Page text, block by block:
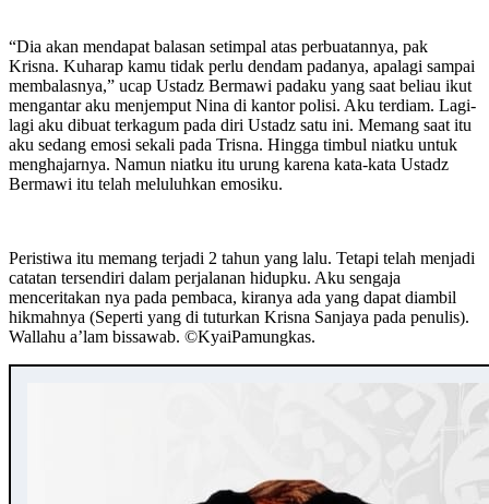
“Dia akan mendapat balasan setimpal atas perbuatannya, pak
Krisna. Kuharap kamu tidak perlu dendam padanya, apalagi sampai
membalasnya,” ucap Ustadz Bermawi padaku yang saat beliau ikut
mengantar aku menjemput Nina di kantor polisi. Aku terdiam. Lagi-
lagi aku dibuat terkagum pada diri Ustadz satu ini. Memang saat itu
aku sedang emosi sekali pada Trisna. Hingga timbul niatku untuk
menghajarnya. Namun niatku itu urung karena kata-kata Ustadz
Bermawi itu telah meluluhkan emosiku.
Peristiwa itu memang terjadi 2 tahun yang lalu. Tetapi telah menjadi
catatan tersendiri dalam perjalanan hidupku. Aku sengaja
menceritakan nya pada pembaca, kiranya ada yang dapat diambil
hikmahnya (Seperti yang di tuturkan Krisna Sanjaya pada penulis).
Wallahu a’lam bissawab. ©️KyaiPamungkas.